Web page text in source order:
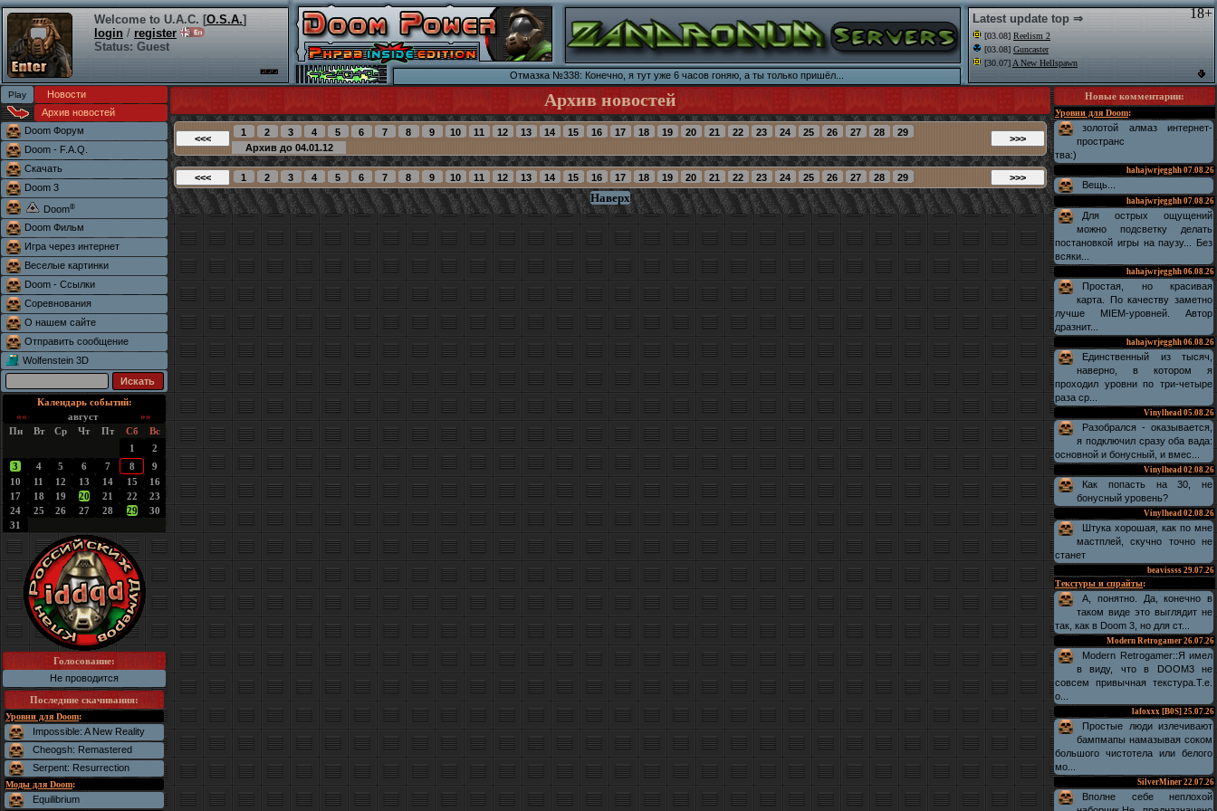
18+
Welcome to U.A.C. [O.S.A.]
login / register
Status: Guest
Latest update top ⇒
[03.08] Reelism 2
[03.08] Guncaster
[30.07] A New Hellspawn
Отмазка №338: Конечно, я тут уже 6 часов гоняю, а ты только пришёл...
Новости
Архив новостей
Doom Форум
Doom - F.A.Q.
Скачать
Doom 3
Doom®
Doom Фильм
Игра через интернет
Веселые картинки
Doom - Ссылки
Соревнования
О нашем сайте
Отправить сообщение
Wolfenstein 3D
Календарь событий:
««
август
»»
Пн
Вт Ср Чт Пт Сб
Вс
1
2
3
4 5 6 7 8
9
10
11 12 13 14 15
16
17
18 19 20 21 22
23
24
25 26 27 28 29
30
31
Голосование:
Не проводится
Последние скачивания:
Уровни для Doom:
Impossible: A New Reality
Cheogsh: Remastered
Serpent: Resurrection
Моды для Doom:
Equilibrium
Архив новостей
Наверх
Новые комментарии:
Уровни для Doom:
золотой алмаз интернет-
пространс
тва:)
hahajwrjegghh 07.08.26
Вещь...
hahajwrjegghh 07.08.26
Для острых ощущений
можно подсветку делать
постановкой игры на паузу... Без
всяки...
hahajwrjegghh 06.08.26
Простая, но красивая
карта. По качеству заметно
лучше MIEM-уровней. Автор
дразнит...
hahajwrjegghh 06.08.26
Единственный из тысяч,
наверно, в котором я
проходил уровни по три-четыре
раза ср...
Vinylhead 05.08.26
Разобрался - оказывается,
я подключил сразу оба вада:
основной и бонусный, и вмес...
Vinylhead 02.08.26
Как попасть на 30, не
бонусный уровень?
Vinylhead 02.08.26
Штука хорошая, как по мне
мастплей, скучно точно не
станет
beavissss 29.07.26
Текстуры и спрайты:
А, понятно. Да, конечно в
таком виде это выглядит не
так, как в Doom 3, но для ст...
Modern Retrogamer 26.07.26
Modern Retrogamer::Я имел
в виду, что в DOOM3 не
совсем привычная текстура.Т.е.
о...
lafoxxx [B0S] 25.07.26
Простые люди излечивают
бампмапы намазывая соком
большого чистотела или белого
мо...
SilverMiner 22.07.26
Вполне себе неплохой